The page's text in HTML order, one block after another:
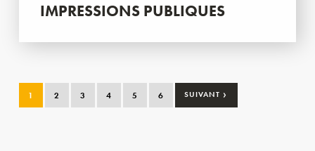
IMPRESSIONS PUBLIQUES
1 2 3 4 5 6 SUIVANT ›